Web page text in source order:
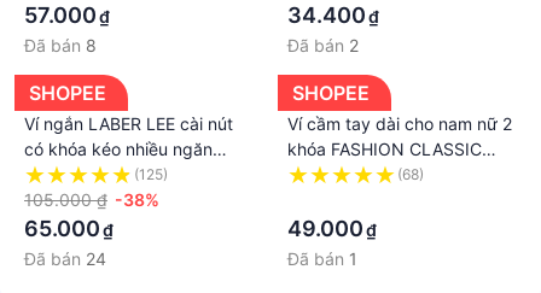
Túi Cầm Tay
57.000₫
Đã bán 8
34.400₫
Đã bán 2
SHOPEE
Ví ngắn LABER LEE cài nút
có khóa kéo nhiều ngăn
đựng đồ cho nữ(125)
105.000 ₫ -38%
65.000₫
Đã bán 24
SHOPEE
Ví cầm tay dài cho nam nữ 2
khóa FASHION CLASSIC
đựng thoải mái đồ họa tiết
(68)
49.000₫
Đã bán 1